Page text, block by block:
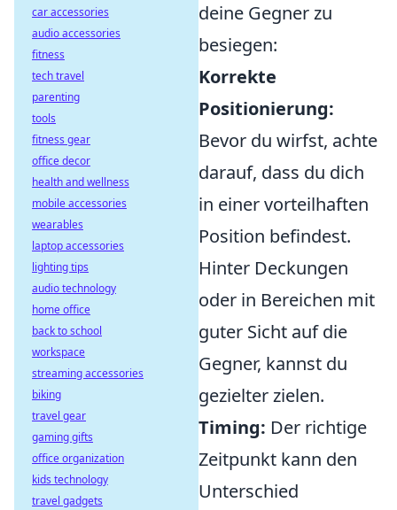
deine Gegner zu
besiegen:
Korrekte
Positionierung:
Bevor du wirfst, achte
darauf, dass du dich
in einer vorteilhaften
Position befindest.
Hinter Deckungen
oder in Bereichen mit
guter Sicht auf die
Gegner, kannst du
gezielter zielen.
Timing: Der richtige
Zeitpunkt kann den
Unterschied
car accessories
audio accessories
fitness
tech travel
parenting
tools
fitness gear
office decor
health and wellness
mobile accessories
wearables
laptop accessories
lighting tips
audio technology
home office
back to school
workspace
streaming accessories
biking
travel gear
gaming gifts
office organization
kids technology
travel gadgets